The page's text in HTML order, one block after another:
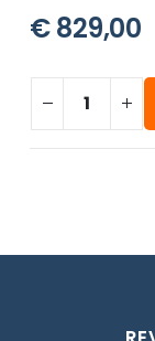
€829,00